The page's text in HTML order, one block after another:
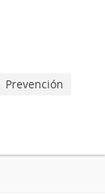
Prevención